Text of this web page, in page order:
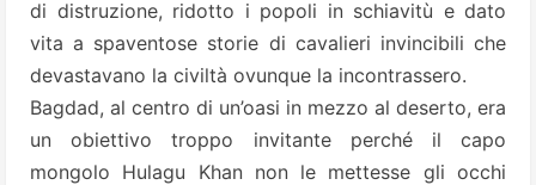
di distruzione, ridotto i popoli in schiavitù e dato
vita a spaventose storie di cavalieri invincibili che
devastavano la civiltà ovunque la incontrassero.
Bagdad, al centro di un’oasi in mezzo al deserto, era
un obiettivo troppo invitante perché il capo
mongolo Hulagu Khan non le mettesse gli occhi